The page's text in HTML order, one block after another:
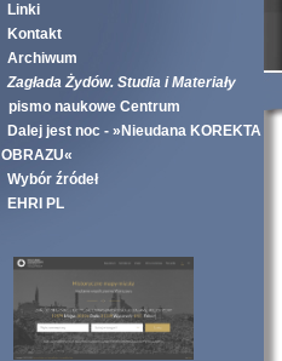
Linki
Kontakt
Archiwum
Zagłada Żydów. Studia i Materiały
pismo naukowe Centrum
Dalej jest noc - »Nieudana KOREKTA
OBRAZU«
Wybór źródeł
EHRI PL